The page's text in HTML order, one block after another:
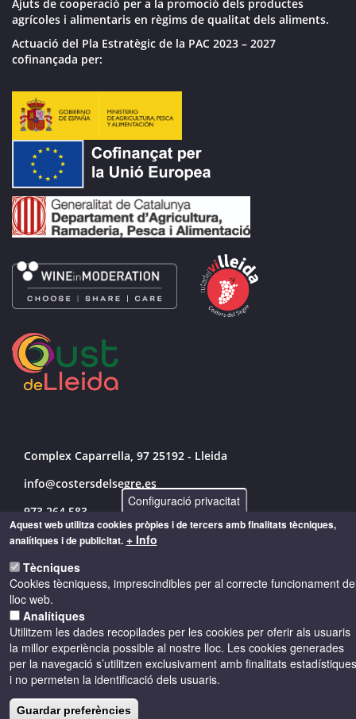
Ajuts de cooperació per a la promoció dels productes
agrícoles i alimentaris en règims de qualitat dels aliments.
Actuació del Pla Estratègic de la PAC 2023 – 2027
cofinançada per:
Complex Caparrella, 97 25192 - Lleida
info@costersdelsegre.es
973 264 583
© Copyright 2026 - Drets reservats
Accessibilitat
Política de privacitat
Configuració privacitat
Aquest web utilitza cookies pròpies i de tercers amb finalitats tècniques,
analítiques i de publicitat. + Info
Tècniques
Cookies tècniquess, imprescindibles per al correcte funcionament
lloc web.
Analítiques
Utilitzem les dades recopilades per les cookies per oferir als usuaris
la millor experiència possible al nostre lloc. Les cookies generades
per la navegació s’utilitzen exclusivament amb finalitats estadístiques
i no permeten la identificació dels usuaris.
Guardar preferències